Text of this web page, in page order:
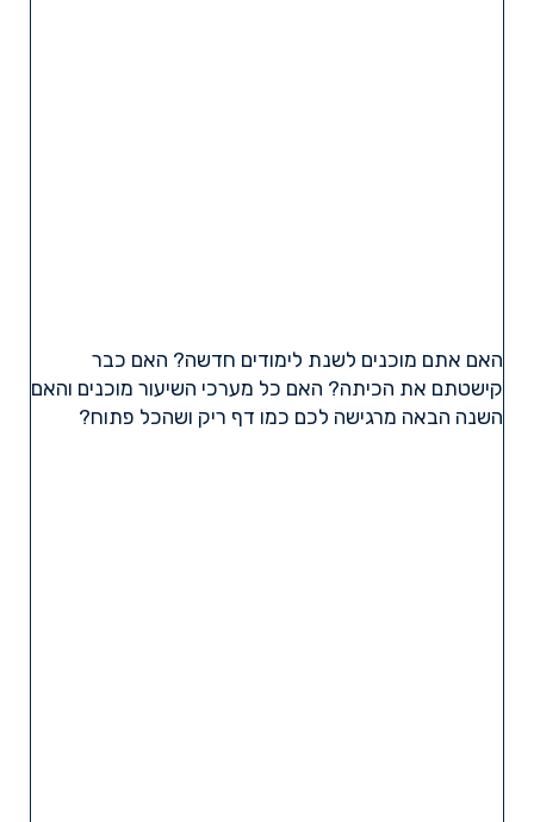
האם אתם מוכנים לשנת לימודים חדשה? האם כבר
קישטתם את הכיתה? האם כל מערכי השיעור מוכנים והאם
השנה הבאה מרגישה לכם כמו דף ריק ושהכל פתוח?